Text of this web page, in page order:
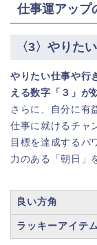
仕事運アップ
〈3〉やりた
やりたい仕事や行
える数字「３」が
さらに、自分に有
仕事に就けるチャ
目標を達成するパ
力のある「朝日」
良い方角
ラッキーアイテ